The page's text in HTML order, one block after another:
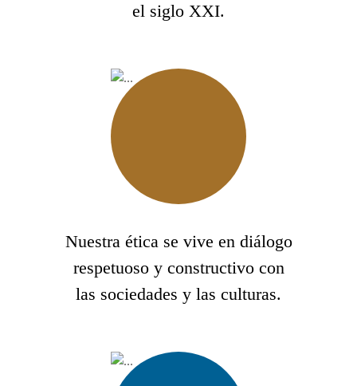
el siglo XXI.
Nuestra ética se vive en diálogo
respetuoso y constructivo con
las sociedades y las culturas.